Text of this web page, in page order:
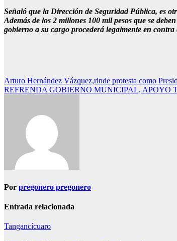
Señaló que la Dirección de Seguridad Pública, es
Además de los 2 millones 100 mil pesos que se
gobierno a su cargo procederá legalmente en contra
Navegación
de
Arturo Hernández Vázquez,rinde protesta como
REFRENDA GOBIERNO MUNICIPAL,
Por pregonero pregonero
Entrada relacionada
Tangancícuaro